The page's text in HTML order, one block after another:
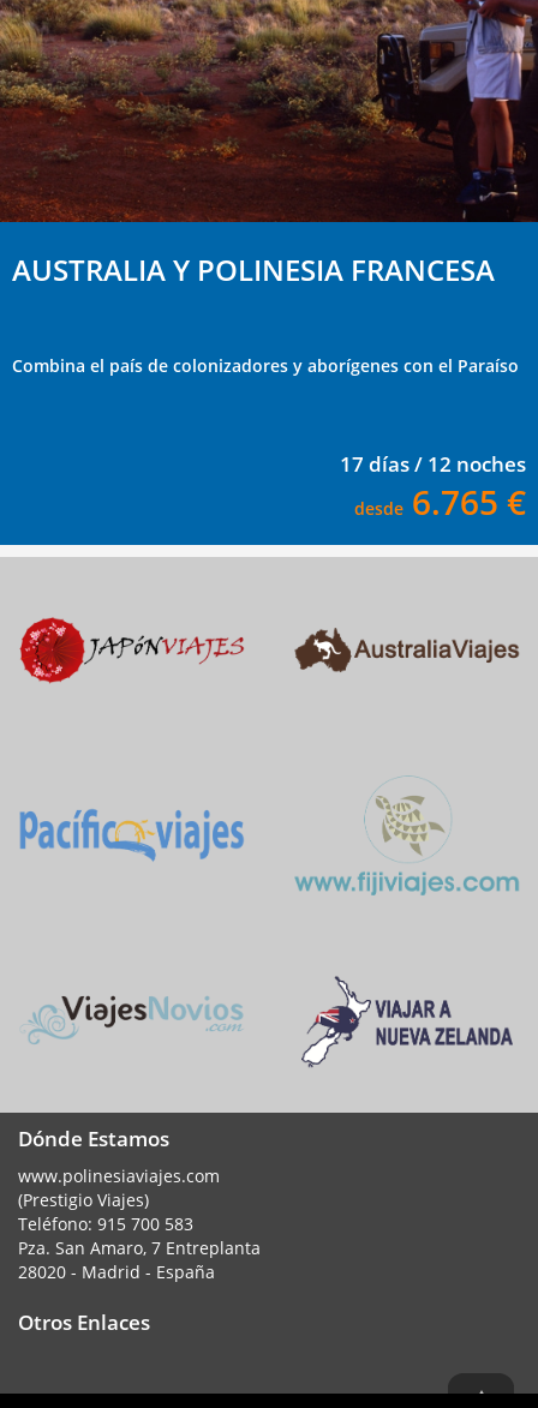
AUSTRALIA Y POLINESIA FRANCESA
Combina el país de colonizadores y aborígenes con el Paraíso
17 días / 12 noches
desde 6.765 €
Dónde Estamos
www.polinesiaviajes.com
(Prestigio Viajes)
Teléfono: 915 700 583
Pza. San Amaro, 7 Entreplanta
28020 - Madrid - España
Otros Enlaces